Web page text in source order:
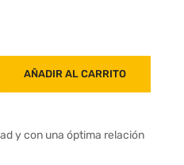
AÑADIR AL CARRITO
y con una óptima relación